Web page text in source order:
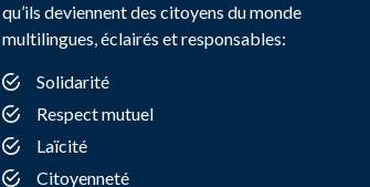
qu’ils deviennent des citoyens du monde
multilingues, éclairés et responsables:
Solidarité
Respect mutuel
Laïcité
Citoyenneté